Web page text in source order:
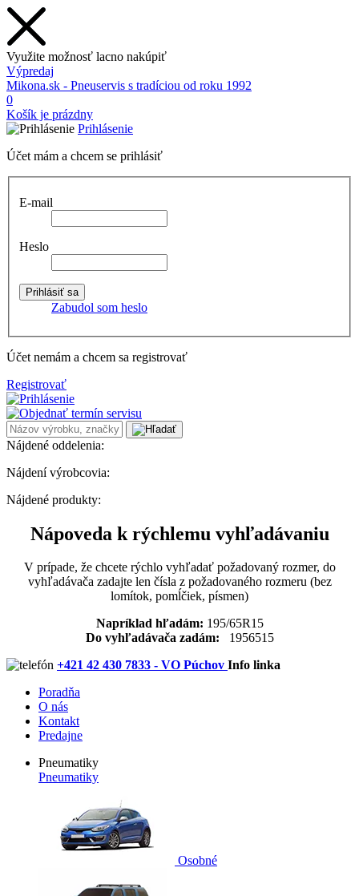
Využite možnosť lacno nakúpiť
Výpredaj
Mikona.sk - Pneuservis s tradíciou od roku 1992
0
Košík je prázdny
Prihlásenie
Účet mám a chcem se prihlásiť
E-mail
Heslo
Zabudol som heslo
Účet nemám a chcem sa registrovať
Registrovať
Nájdené oddelenia:
Nájdení výrobcovia:
Nájdené produkty:
Nápoveda k rýchlemu vyhľadávaniu
V prípade, že chcete rýchlo vyhľadať požadovaný rozmer, do
vyhľadávača zadajte len čísla z požadovaného rozmeru (bez
lomítok, pomĺčiek, písmen)
Napríklad hľadám: 195/65R15
Do vyhľadávača zadám: 1956515
+421 42 430 7833 - VO Púchov Info linka
Poradňa
O nás
Kontakt
Predajne
Pneumatiky
Pneumatiky
Osobné